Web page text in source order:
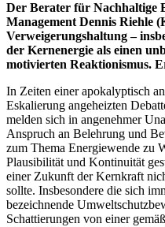
Der Berater für Nachhaltige
Management Dennis Riehle
Verweigerungshaltung –
der Kernenergie als einen
motivierten Reaktionismus.
In Zeiten einer apokalyptisch
Eskalierung angeheizten
melden sich in angenehmer
Anspruch an Belehrung und
zum Thema Energiewende zu
Plausibilität und Kontinuität
einer Zukunft der Kernkraft
sollte. Insbesondere die sich
bezeichnende
Schattierungen von einer